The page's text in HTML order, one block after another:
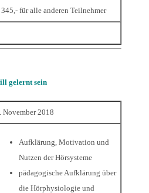
für alle anderen Teilnehmer
gelernt sein
November 2018
Aufklärung, Motivation und
Nutzen der Hörsysteme
pädagogische Aufklärung über
die Hörphysiologie und